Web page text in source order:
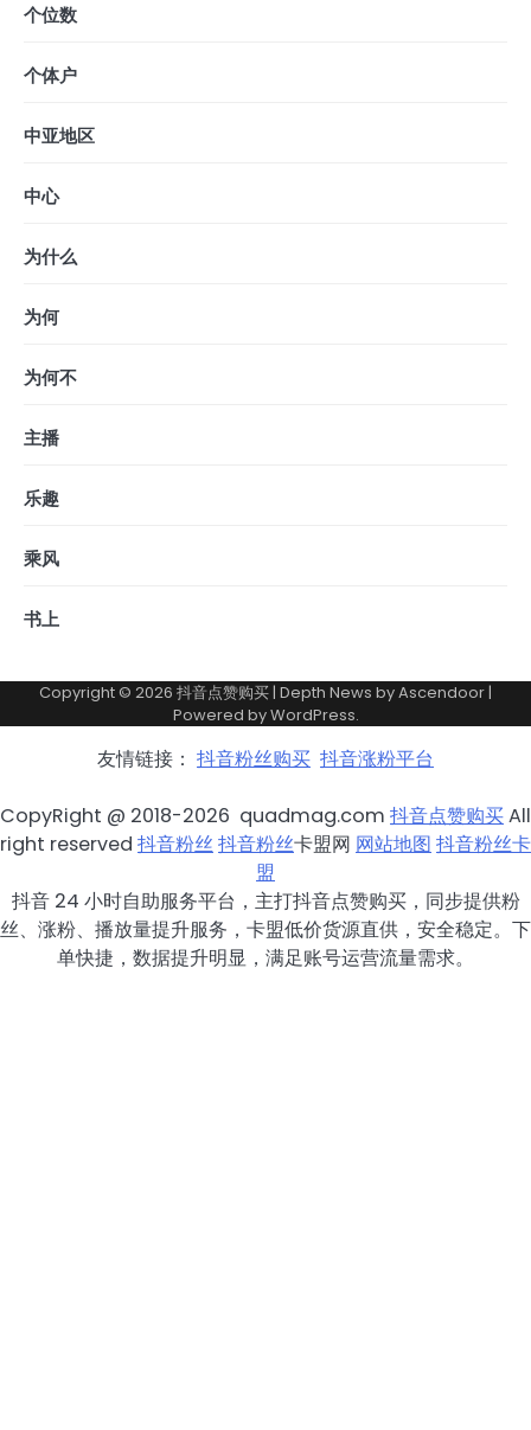
个位数
个体户
中亚地区
中心
为什么
为何
为何不
主播
乐趣
乘风
书上
Copyright © 2026 抖音点赞购买| Depth News byAscendoor|
Powered byWordPress.
友情链接： 抖音粉丝购买 抖音涨粉平台
CopyRight @ 2018-2026 quadmag.com 抖音点赞购买All
right reserved 抖音粉丝抖音粉丝卡盟网 网站地图 抖音粉丝卡
盟
抖音 24 小时自助服务平台，主打抖音点赞购买，同步提供粉
丝、涨粉、播放量提升服务，卡盟低价货源直供，安全稳定。下
单快捷，数据提升明显，满足账号运营流量需求。